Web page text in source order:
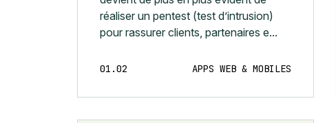
réaliser un pentest (test d’intrusion)
pour rassurer clients, partenaires e...
01.02 APPS WEB & MOBILES